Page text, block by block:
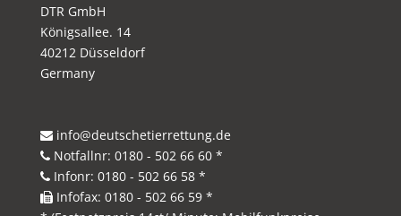
DTR GmbH
Königsallee. 14
40212 Düsseldorf
Germany
info@deutschetierrettung.de
Notfallnr: 0180 - 502 66 60 *
Infonr: 0180 - 502 66 58 *
Infofax: 0180 - 502 66 59 *